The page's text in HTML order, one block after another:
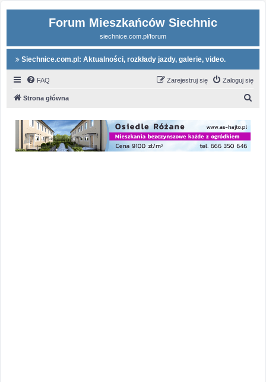
Forum Mieszkańców Siechnic
siechnice.com.pl/forum
Siechnice.com.pl: Aktualności, rozkłady jazdy, galerie, video.
FAQ Zaloguj się
Zarejestruj się
Strona główna